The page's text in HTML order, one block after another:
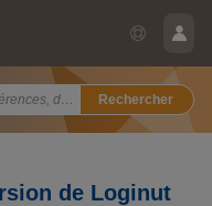
Rechercher
de Loginut